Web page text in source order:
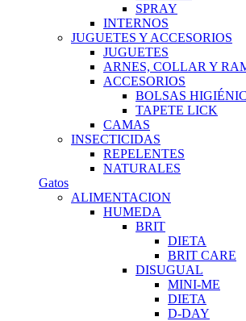
SPRAY
INTERNOS
JUGUETES Y ACCESORIOS
JUGUETES
ARNES, COLLAR Y
ACCESORIOS
BOLSAS
TAPETE LICK
CAMAS
INSECTICIDAS
REPELENTES
NATURALES
Gatos
ALIMENTACION
HUMEDA
BRIT
DIETA
BRIT CARE
DISUGUAL
MINI-ME
DIETA
D-DAY